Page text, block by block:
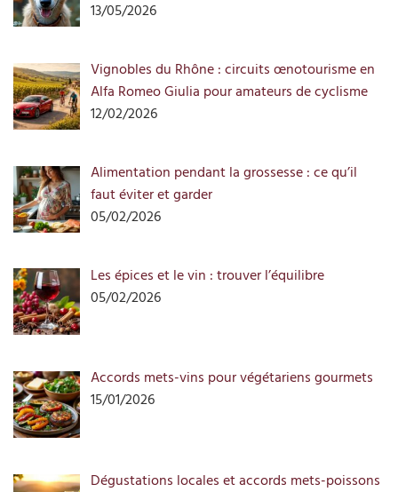
13/05/2026
Vignobles du Rhône : circuits œnotourisme en
Alfa Romeo Giulia pour amateurs de cyclisme
12/02/2026
Alimentation pendant la grossesse : ce qu’il
faut éviter et garder
05/02/2026
Les épices et le vin : trouver l’équilibre
05/02/2026
Accords mets-vins pour végétariens gourmets
15/01/2026
Dégustations locales et accords mets-poissons